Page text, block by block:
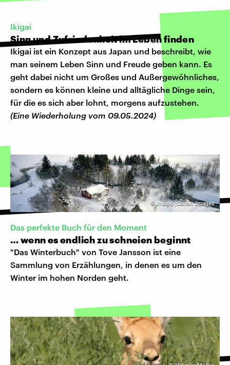
Ikigai
Sinn und Zufriedenheit im Leben finden
Ikigai ist ein Konzept aus Japan und beschreibt, wie
man seinem Leben Sinn und Freude geben kann. Es
geht dabei nicht um Großes und Außergewöhnliches,
sondern es können kleine und alltägliche Dinge sein,
für die es sich aber lohnt, morgens aufzustehen.
(Eine Wiederholung vom 09.05.2024)
©Imago |Cavan Images
Das perfekte Buch für den Moment
… wenn es endlich zu schneien beginnt
"Das Winterbuch" von Tove Jansson ist eine
Sammlung von Erzählungen, in denen es um den
Winter im hohen Norden geht.